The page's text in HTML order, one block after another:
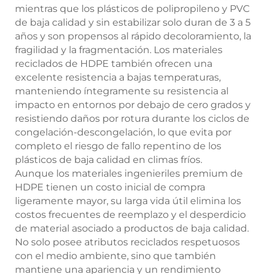
mientras que los plásticos de polipropileno y PVC
de baja calidad y sin estabilizar solo duran de 3 a 5
años y son propensos al rápido decoloramiento, la
fragilidad y la fragmentación. Los materiales
reciclados de HDPE también ofrecen una
excelente resistencia a bajas temperaturas,
manteniendo íntegramente su resistencia al
impacto en entornos por debajo de cero grados y
resistiendo daños por rotura durante los ciclos de
congelación-descongelación, lo que evita por
completo el riesgo de fallo repentino de los
plásticos de baja calidad en climas fríos.
Aunque los materiales ingenieriles premium de
HDPE tienen un costo inicial de compra
ligeramente mayor, su larga vida útil elimina los
costos frecuentes de reemplazo y el desperdicio
de material asociado a productos de baja calidad.
No solo posee atributos reciclados respetuosos
con el medio ambiente, sino que también
mantiene una apariencia y un rendimiento